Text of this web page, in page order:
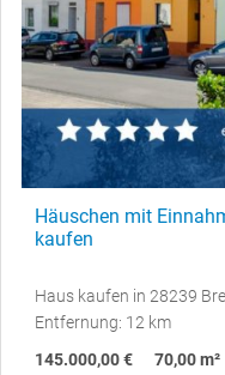
Häuschen mit
kaufen
Haus kaufen in 28239
Entfernung: 12 km
145.000,00 €
70,00 m²